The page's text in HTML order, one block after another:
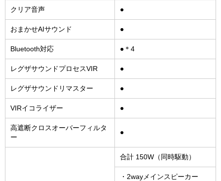
クリア音声 ●
おまかせAIサウンド ●
Bluetooth対応 ●＊4
レグザサウンドプロセスVIR ●
レグザサウンドリマスター ●
VIRイコライザー ●
高遮断クロスオーバーフィルタ
ー
●
合計 150W（同時駆動）
・2wayメインスピーカー